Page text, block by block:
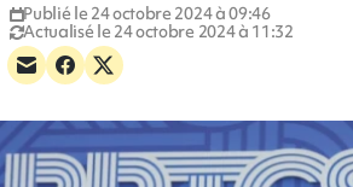
Publié le 24 octobre 2024 à 09:46
Actualisé le 24 octobre 2024 à 11:32